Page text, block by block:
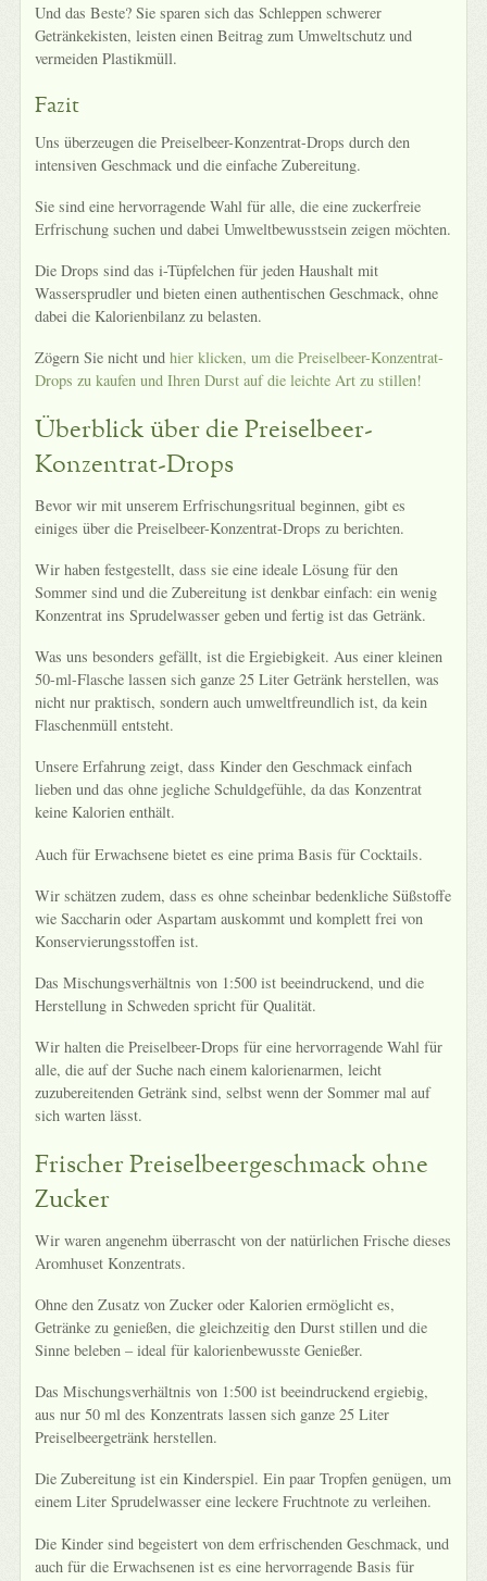
Und das Beste? Sie sparen sich das Schleppen schwerer
Getränkekisten, leisten einen Beitrag zum Umweltschutz und
vermeiden Plastikmüll.
Fazit
Uns überzeugen die Preiselbeer-Konzentrat-Drops durch den
intensiven Geschmack und die einfache Zubereitung.
Sie sind eine hervorragende Wahl für alle, die eine zuckerfreie
Erfrischung suchen und dabei Umweltbewusstsein zeigen möchten.
Die Drops sind das i-Tüpfelchen für jeden Haushalt mit
Wassersprudler und bieten einen authentischen Geschmack, ohne
dabei die Kalorienbilanz zu belasten.
Zögern Sie nicht undhier klicken, um die Preiselbeer-Konzentrat-
Drops zu kaufen und Ihren Durst auf die leichte Art zu stillen!
Überblick über die Preiselbeer-
Konzentrat-Drops
Bevor wir mit unserem Erfrischungsritual beginnen, gibt es
einiges über die Preiselbeer-Konzentrat-Drops zu berichten.
Wir haben festgestellt, dass sie eine ideale Lösung für den
Sommer sind und die Zubereitung ist denkbar einfach: ein wenig
Konzentrat ins Sprudelwasser geben und fertig ist das Getränk.
Was uns besonders gefällt, ist die Ergiebigkeit. Aus einer kleinen
50-ml-Flasche lassen sich ganze 25 Liter Getränk herstellen, was
nicht nur praktisch, sondern auch umweltfreundlich ist, da kein
Flaschenmüll entsteht.
Unsere Erfahrung zeigt, dass Kinder den Geschmack einfach
lieben und das ohne jegliche Schuldgefühle, da das Konzentrat
keine Kalorien enthält.
Auch für Erwachsene bietet es eine prima Basis für Cocktails.
Wir schätzen zudem, dass es ohne scheinbar bedenkliche Süßstoffe
wie Saccharin oder Aspartam auskommt und komplett frei von
Konservierungsstoffen ist.
Das Mischungsverhältnis von 1:500 ist beeindruckend, und die
Herstellung in Schweden spricht für Qualität.
Wir halten die Preiselbeer-Drops für eine hervorragende Wahl für
alle, die auf der Suche nach einem kalorienarmen, leicht
zuzubereitenden Getränk sind, selbst wenn der Sommer mal auf
sich warten lässt.
Frischer Preiselbeergeschmack ohne
Zucker
Wir waren angenehm überrascht von der natürlichen Frische dieses
Aromhuset Konzentrats.
Ohne den Zusatz von Zucker oder Kalorien ermöglicht es,
Getränke zu genießen, die gleichzeitig den Durst stillen und die
Sinne beleben – ideal für kalorienbewusste Genießer.
Das Mischungsverhältnis von 1:500 ist beeindruckend ergiebig,
aus nur 50 ml des Konzentrats lassen sich ganze 25 Liter
Preiselbeergetränk herstellen.
Die Zubereitung ist ein Kinderspiel. Ein paar Tropfen genügen, um
einem Liter Sprudelwasser eine leckere Fruchtnote zu verleihen.
Die Kinder sind begeistert von dem erfrischenden Geschmack, und
auch für die Erwachsenen ist es eine hervorragende Basis für